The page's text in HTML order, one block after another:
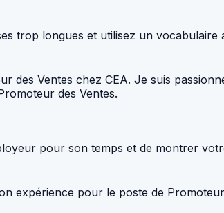
trop longues et utilisez un vocabulaire
Ventes chez CEA. Je suis
des Ventes.
pour son temps et de montrer
expérience pour le poste de